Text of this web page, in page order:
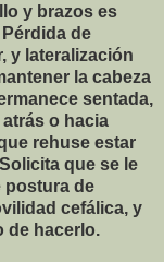
y brazos es
de
y lateralización
la cabeza
sentada,
atrás o hacia
rehuse estar
que se le
postura de
cefálica, y
de hacerlo.